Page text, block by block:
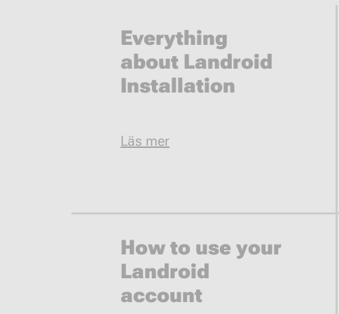
Everything
about Landroid
Installation
Läs mer
How to use your
Landroid
account